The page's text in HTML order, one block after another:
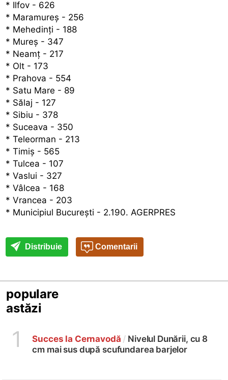
* Ilfov - 626
* Maramureş - 256
* Mehedinţi - 188
* Mureş - 347
* Neamţ - 217
* Olt - 173
* Prahova - 554
* Satu Mare - 89
* Sălaj - 127
* Sibiu - 378
* Suceava - 350
* Teleorman - 213
* Timiş - 565
* Tulcea - 107
* Vaslui - 327
* Vâlcea - 168
* Vrancea - 203
* Municipiul Bucureşti - 2.190. AGERPRES
Distribuie Comentarii
populare
astăzi
1 Succes la Cernavodă / Nivelul Dunării, cu 8
cm mai sus după scufundarea barjelor